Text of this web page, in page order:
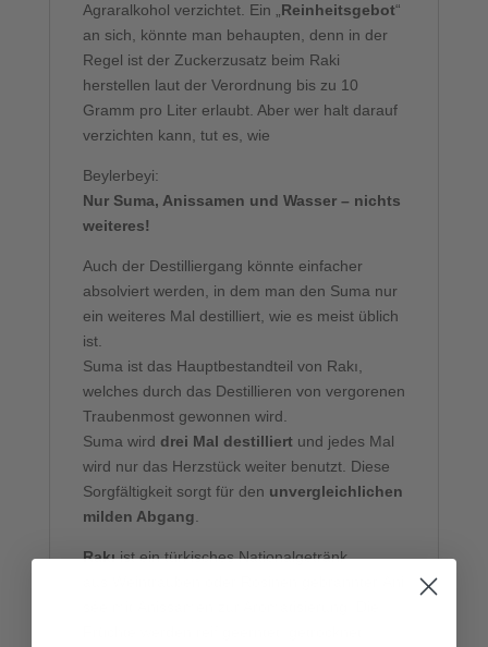
Agraralkohol verzichtet. Ein „Reinheitsgebot“
an sich, könnte man behaupten, denn in der
Regel ist der Zuckerzusatz beim Raki
herstellen laut der Verordnung bis zu 10
Gramm pro Liter erlaubt. Aber wer halt darauf
verzichten kann, tut es, wie
Beylerbeyi:
Nur Suma, Anissamen und Wasser – nichts
weiteres!
Auch der Destilliergang könnte einfacher
absolviert werden, in dem man den Suma nur
ein weiteres Mal destilliert, wie es meist üblich
ist.
Suma ist das Hauptbestandteil von Rakı,
welches durch das Destillieren von vergorenen
Traubenmost gewonnen wird.
Suma wird drei Mal destilliertund jedes Mal
wird nur das Herzstück weiter benutzt. Diese
Sorgfältigkeit sorgt für den unvergleichlichen
milden Abgang.
Rakıist ein türkisches Nationalgetränk,